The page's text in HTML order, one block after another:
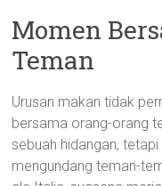
Momen
Teman
Urusan makan tidak
bersama orang-orang
sebuah hidangan,
mengundang teman-